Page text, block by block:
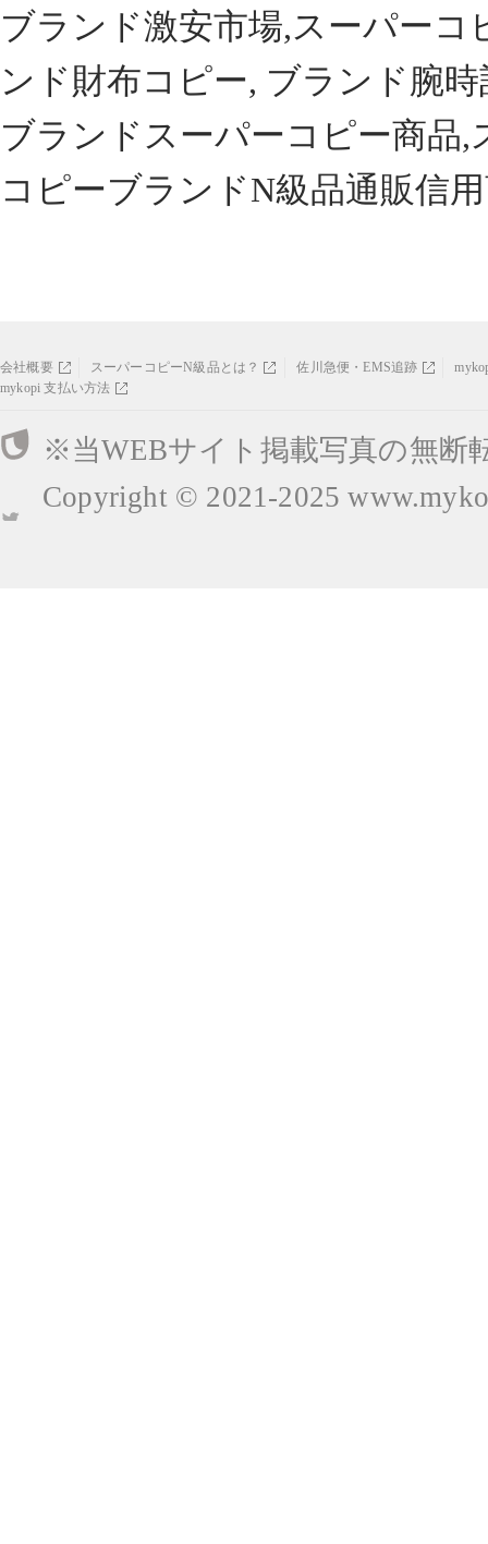
ブランド激安市場,スーパー
ンド財布コピー, ブランド腕
ブランドスーパーコピー商品
コピーブランドN級品通販信
会社概要 スーパーコピーN級品とは？ 佐川急便・EMS追跡
mykopi 支払い方法
※当WEBサイト掲載写真の無断
Copyright © 2021-2025